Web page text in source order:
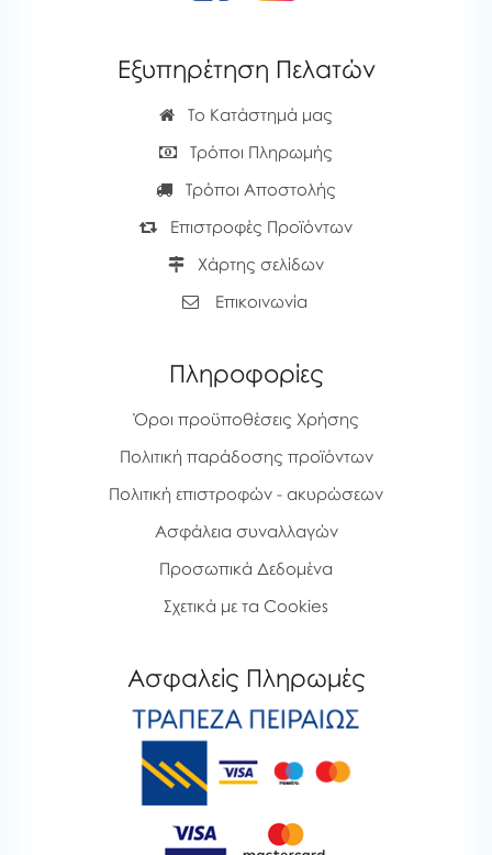
Εξυπηρέτηση Πελατών
Το Κατάστημά μας
Τρόποι Πληρωμής
Τρόποι Αποστολής
Επιστροφές Προϊόντων
Χάρτης σελίδων
Επικοινωνία
Πληροφορίες
Όροι προϋποθέσεις Χρήσης
Πολιτική παράδοσης προϊόντων
Πολιτική επιστροφών - ακυρώσεων
Ασφάλεια συναλλαγών
Προσωπικά Δεδομένα
Σχετικά με τα Cookies
Ασφαλείς Πληρωμές